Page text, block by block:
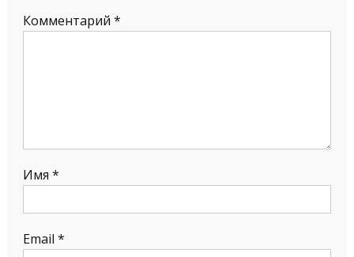
Комментарий *
Имя *
Email *